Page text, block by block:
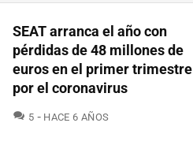
SEAT arranca el año con
pérdidas de 48 millones de
euros en el primer trimestre
por el coronavirus
5 COMENTARIOS
HACE 6 AÑOS